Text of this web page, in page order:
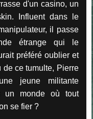
d'un casino, un
Influent dans le
il passe
étrange qui le
préféré oublier et
de ce tumulte, Pierre
jeune militante
un monde où tout
se fier ?